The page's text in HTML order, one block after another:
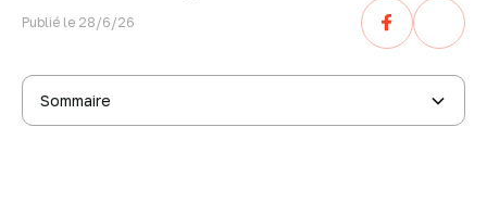
Publié le 28/6/26
Sommaire